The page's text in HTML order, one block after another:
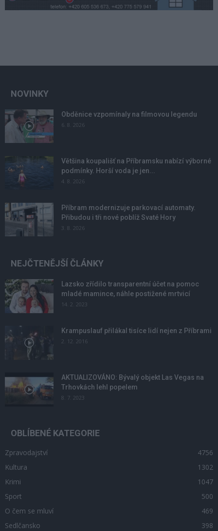
NOVINKY
Obděnice vzpomínaly na filmovou legendu
6. 8. 2026
Většina koupališť na Příbramsku nabízí výborné
podmínky. Horší voda je jen...
4. 8. 2026
Příbram modernizuje parkovací automaty.
Přibudou i tři nové poblíž Svaté Hory
3. 8. 2026
NEJČTENĚJŠÍ ČLÁNKY
Lazsko zřídilo transparentní účet na pomoc
mladé mamince, náhle postižené mrtvicí
14. 2. 2023
Krampuslauf přilákal tisíce lidí nejen z Příbrami
2. 12. 2016
AKTUALIZOVÁNO: Bývalý objekt Las Vegas na
Trhovkách lehl popelem
8. 7. 2023
OBLÍBENÉ KATEGORIE
Zpravodajství
4756
Kultura
1302
Krimi
1047
Sport
500
O čem se mluví
469
Sedlčansko
398